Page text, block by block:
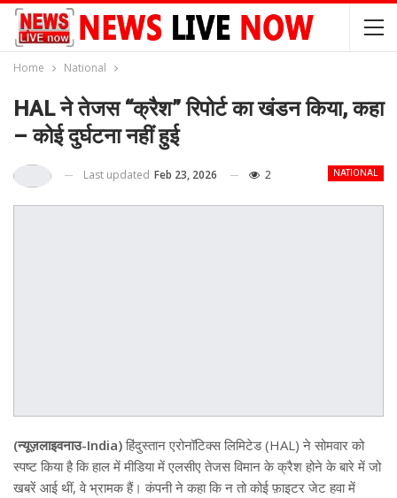
Home National
HAL ने तेजस “क्रैश” रिपोर्ट का खंडन किया, कहा
– कोई दुर्घटना नहीं हुई
NATIONAL
Last updated Feb 23, 2026 2
(न्यूज़लाइवनाउ-India)हिंदुस्तान एरोनॉटिक्स लिमिटेड (HAL) ने सोमवार को
स्पष्ट किया है कि हाल में मीडिया में एलसीए तेजस विमान के क्रैश होने के बारे में जो
खबरें आई थीं, वे भ्रामक हैं। कंपनी ने कहा कि न तो कोई फ़ाइटर जेट हवा में